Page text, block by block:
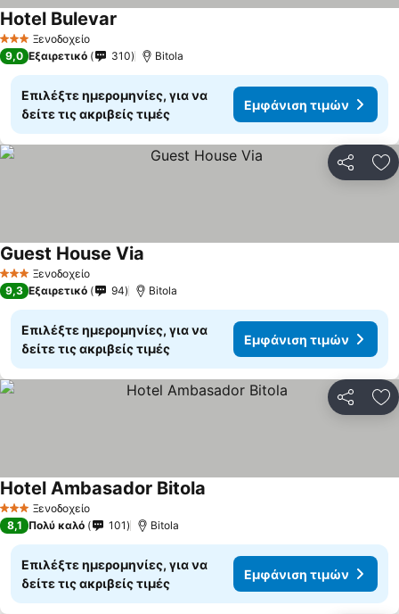
3 ΑστέριαΞενοδοχείο
Hotel Bulevar
9,0 Εξαιρετικό 310 Bitola
Επιλέξτε ημερομηνίες, για να
δείτε τις ακριβείς τιμές
Εμφάνιση τιμών
3 ΑστέριαΞενοδοχείο
Guest House Via
9,3 Εξαιρετικό 94 Bitola
Επιλέξτε ημερομηνίες, για να
δείτε τις ακριβείς τιμές
Εμφάνιση τιμών
3 ΑστέριαΞενοδοχείο
Hotel Ambasador Bitola
8,1 Πολύ καλό 101 Bitola
Επιλέξτε ημερομηνίες, για να
δείτε τις ακριβείς τιμές
Εμφάνιση τιμών